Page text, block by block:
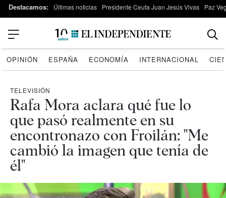
Destacamos: Últimas noticias Presidente Ceuta Juan Jesús Vivas Paz
OPINIÓN ESPAÑA ECONOMÍA INTERNACIONAL
TELEVISIÓN
Rafa Mora aclara qué fue lo
que pasó realmente en su
encontronazo con Froilán: "Me
cambió la imagen que tenía de
él"